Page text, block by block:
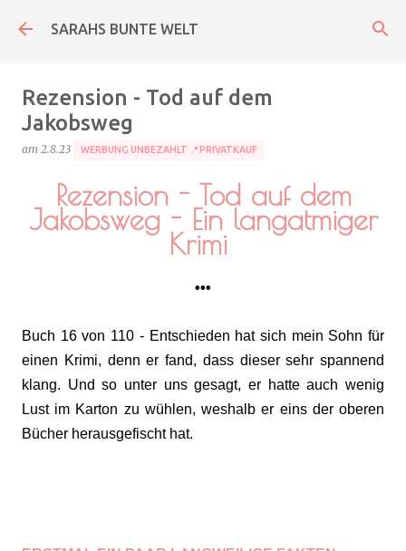
Direkt zum Hauptbereich
SARAHS BUNTE WELT
Rezension - Tod auf dem
Jakobsweg
am 2.8.23 WERBUNG UNBEZAHLT 📍PRIVATKAUF
Rezension - Tod auf dem
Jakobsweg - Ein langatmiger
Krimi
•••
Buch 16 von 110 - Entschieden hat sich mein Sohn für
einen Krimi, denn er fand, dass dieser sehr spannend
klang. Und so unter uns gesagt, er hatte auch wenig
Lust im Karton zu wühlen, weshalb er eins der oberen
Bücher herausgefischt hat.